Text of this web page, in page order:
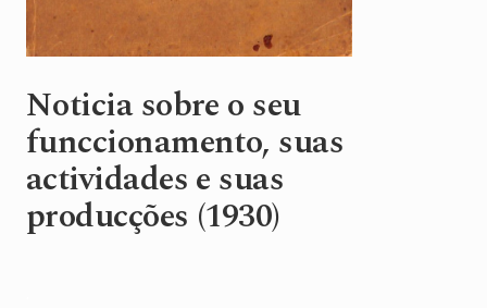
Noticia sobre o seu
funccionamento, suas
actividades e suas
producções (1930)